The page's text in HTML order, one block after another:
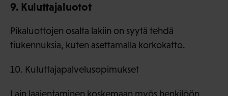
9. Kuluttajaluotot
Pikaluottojen osalta lakiin on syytä tehdä
tiukennuksia, kuten asettamalla korkokatto.
10. Kuluttajapalvelusopimukset
Lain laajentaminen koskemaan myös henkilöön